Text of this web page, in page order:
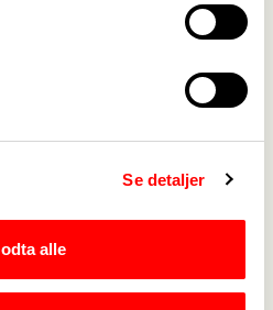
Se detaljer
alle
det meste som
som eksempelvis
er viktig å få frem som
Jeg trives veldig
i Fagforbundet?
fremst fordi min veileder